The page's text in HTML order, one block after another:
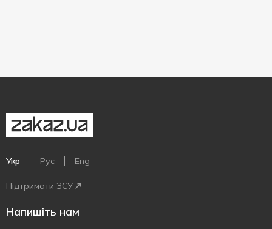
Укр Рус Eng
Підтримати ЗСУ
Напишіть нам